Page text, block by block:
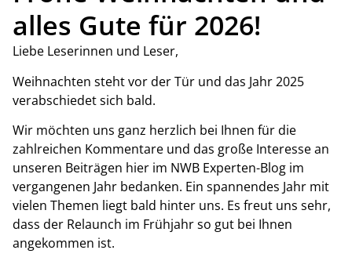
alles Gute für 2026!
Liebe Leserinnen und Leser,
Weihnachten steht vor der Tür und das Jahr 2025
verabschiedet sich bald.
Wir möchten uns ganz herzlich bei Ihnen für die
zahlreichen Kommentare und das große Interesse an
unseren Beiträgen hier im NWB Experten-Blog im
vergangenen Jahr bedanken. Ein spannendes Jahr mit
vielen Themen liegt bald hinter uns. Es freut uns sehr,
dass der Relaunch im Frühjahr so gut bei Ihnen
angekommen ist.